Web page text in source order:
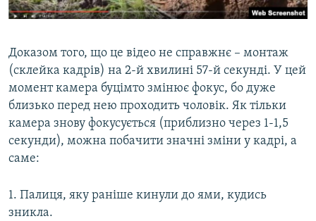
Доказом того, що це відео не справжнє – монтаж
(склейка кадрів) на 2-й хвилині 57-й секунді. У цей
момент камера буцімто змінює фокус, бо дуже
близько перед нею проходить чоловік. Як тільки
камера знову фокусується (приблизно через 1-1,5
секунди), можна побачити значні зміни у кадрі, а
саме:
1. Палиця, яку раніше кинули до ями, кудись
зникла.